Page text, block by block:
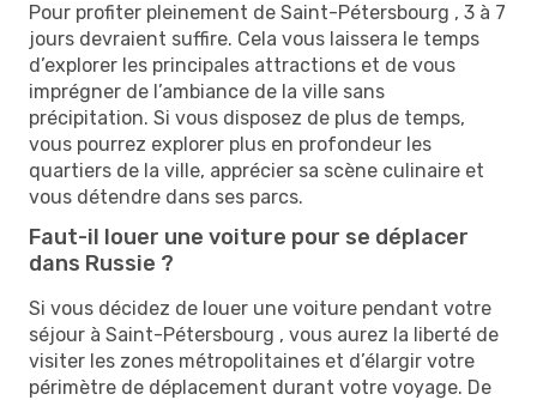
Pour profiter pleinement de Saint-Pétersbourg , 3 à 7
jours devraient suffire. Cela vous laissera le temps
d’explorer les principales attractions et de vous
imprégner de l’ambiance de la ville sans
précipitation. Si vous disposez de plus de temps,
vous pourrez explorer plus en profondeur les
quartiers de la ville, apprécier sa scène culinaire et
vous détendre dans ses parcs.
Faut-il louer une voiture pour se déplacer
dans Russie ?
Si vous décidez de louer une voiture pendant votre
séjour à Saint-Pétersbourg , vous aurez la liberté de
visiter les zones métropolitaines et d’élargir votre
périmètre de déplacement durant votre voyage. De